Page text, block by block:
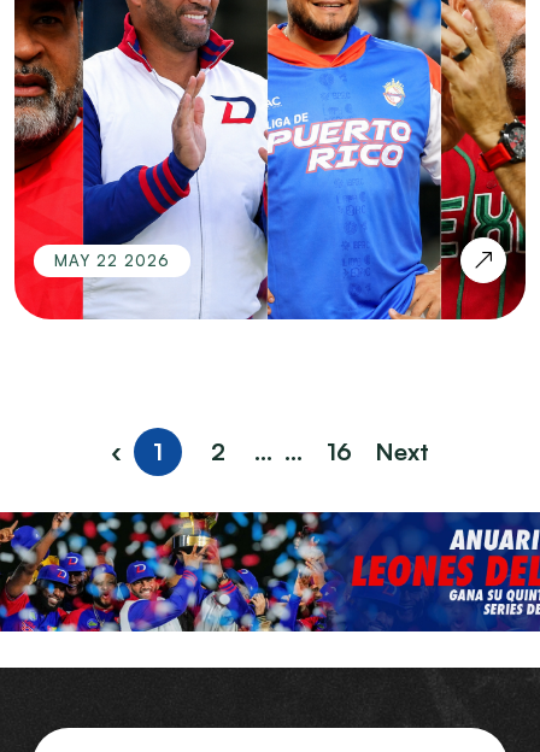
MAY 22 2026
‹ 1 2 ... ... 16 Next